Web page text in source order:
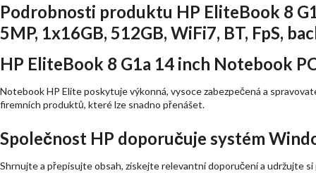
Podrobnosti produktu HP EliteBook 8
5MP, 1x16GB, 512GB, WiFi7, BT, FpS,
HP EliteBook 8 G1a 14 inch Notebook
Notebook HP Elite poskytuje výkonná, vysoce zabezpečená a
firemních produktů, které lze snadno přenášet.
Společnost HP doporučuje systém
Shrnujte a přepisujte obsah, získejte relevantní doporučení a udržujte